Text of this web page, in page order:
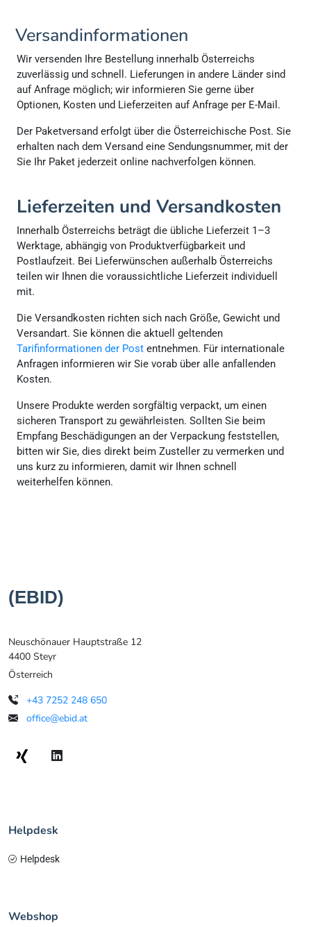
Versandinformationen
Wir versenden Ihre Bestellung innerhalb Österreichs
zuverlässig und schnell. Lieferungen in andere Länder sind
auf Anfrage möglich; wir informieren Sie gerne über
Optionen, Kosten und Lieferzeiten auf Anfrage per E-Mail.
Der Paketversand erfolgt über die Österreichische Post. Sie
erhalten nach dem Versand eine Sendungsnummer, mit der
Sie Ihr Paket jederzeit online nachverfolgen können.
Lieferzeiten und Versandkosten
Innerhalb Österreichs beträgt die übliche Lieferzeit 1–3
Werktage, abhängig von Produktverfügbarkeit und
Postlaufzeit. Bei Lieferwünschen außerhalb Österreichs
teilen wir Ihnen die voraussichtliche Lieferzeit individuell
mit.
Die Versandkosten richten sich nach Größe, Gewicht und
Versandart. Sie können die aktuell geltenden
Tarifinformationen der Post entnehmen. Für internationale
Anfragen informieren wir Sie vorab über alle anfallenden
Kosten.
Unsere Produkte werden sorgfältig verpackt, um einen
sicheren Transport zu gewährleisten. Sollten Sie beim
Empfang Beschädigungen an der Verpackung feststellen,
bitten wir Sie, dies direkt beim Zusteller zu vermerken und
uns kurz zu informieren, damit wir Ihnen schnell
weiterhelfen können.
(EBID)
Neuschönauer Hauptstraße 12
4400 Steyr
Österreich
+43 7252 248 650
office@ebid.at
Helpdesk
Helpdesk
Webshop